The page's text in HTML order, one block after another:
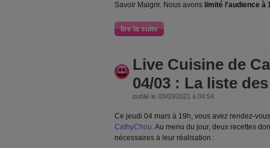
Savoir Maigrir. Nous avons limité l'audience à
lire la suite
Live Cuisine de
04/03 : La liste
publié le 03/03/2021 à 04:54
Ce jeudi 04 mars à 19h, vous avez rendez-
CathyChou. Au menu du jour, deux recettes
nécessaires à leur réalisation :